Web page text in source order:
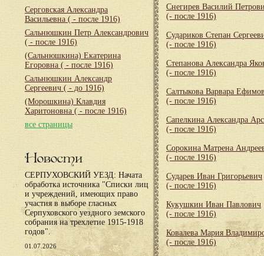
Серговская Александра
Васильевна ( - после 1916)
Сальнюшкин Петр Александрович
( - после 1916)
(Сальнюшкина) Екатерина
Егоровна ( - после 1916)
Сальнюшкин Александр
Сергеевич ( - до 1916)
(Морошкина) Клавдия
Харитоновна ( - после 1916)
все страницы
Новости
СЕРПУХОВСКИЙ УЕЗД: Начата
обработка источника "Списки лиц
и учреждений, имеющих право
участия в выборе гласных
Серпуховского уездного земского
собрания на трехлетие 1915-1918
годов".
01.07.2026
Снегирев Василий
(- после 1916)
Судариков Степан
(- после 1916)
Степанова Александра
(- после 1916)
Салтыкова Варвара
(- после 1916)
Сапелкина Александра
(- после 1916)
Сорокина Матрена
(- после 1916)
Сударев Иван Григорьевич
(- после 1916)
Кукушкин Иван Павлович
(- после 1916)
Ковалева Мария
(- после 1916)